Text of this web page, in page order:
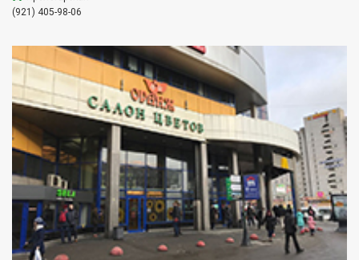
(921) 405-98-06